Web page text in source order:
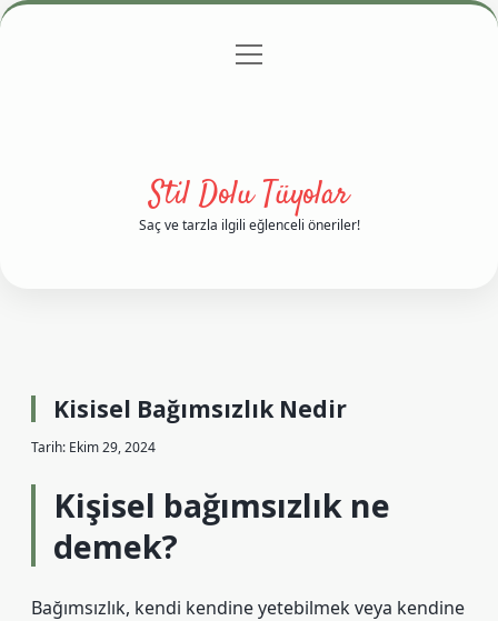
Gizlilik Politikası
menüyü
Stil Dolu Tüyolar
Saç ve tarzla ilgili eğlenceli öneriler!
Kisisel Bağımsızlık Nedir
Tarih: Ekim 29, 2024
Kişisel bağımsızlık ne
demek?
Bağımsızlık, kendi kendine yetebilmek veya kendine